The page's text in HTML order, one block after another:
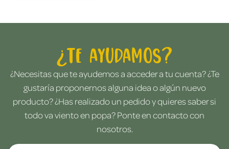
¿Te ayudamos?
¿Necesitas que te ayudemos a acceder a tu cuenta? ¿Te
gustaría proponernos alguna idea o algún nuevo
producto? ¿Has realizado un pedido y quieres saber si
todo va viento en popa? Ponte en contacto con
nosotros.